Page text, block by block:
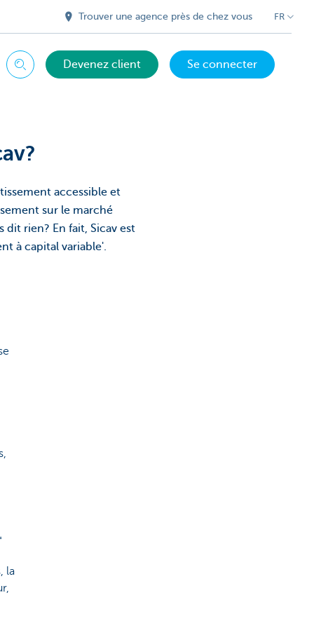
Trouver une agence près de chez vous FR
ChercherDevenez client Se connecter
accessible et
sur le marché
dit rien? En fait, Sicav est
à capital variable'.
la